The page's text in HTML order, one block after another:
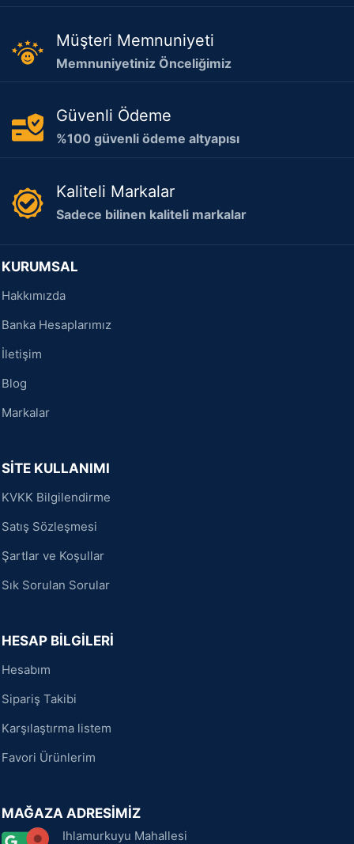
Müşteri Memnuniyeti
Memnuniyetiniz Önceliğimiz
Güvenli Ödeme
%100 güvenli ödeme altyapısı
Kaliteli Markalar
Sadece bilinen kaliteli markalar
KURUMSAL
Hakkımızda
Banka Hesaplarımız
İletişim
Blog
Markalar
SİTE KULLANIMI
KVKK Bilgilendirme
Satış Sözleşmesi
Şartlar ve Koşullar
Sık Sorulan Sorular
HESAP BİLGİLERİ
Hesabım
Sipariş Takibi
Karşılaştırma listem
Favori Ürünlerim
MAĞAZA ADRESİMİZ
Ihlamurkuyu Mahallesi